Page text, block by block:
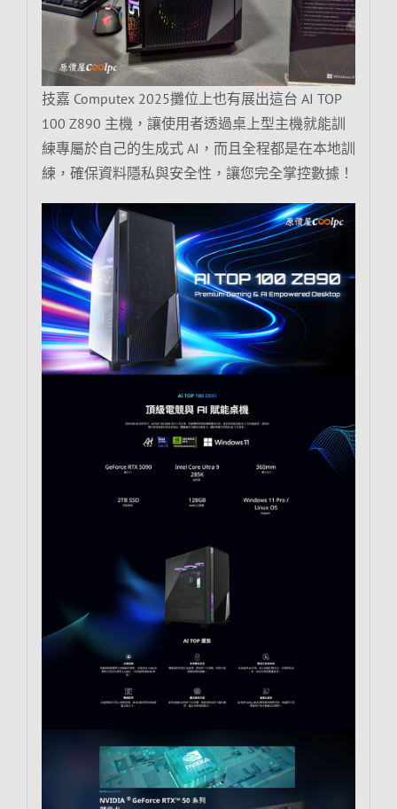
技嘉 Computex 2025攤位上也有展出這台 AI TOP
100 Z890 主機，讓使用者透過桌上型主機就能訓
練專屬於自己的生成式 AI，而且全程都是在本地訓
練，確保資料隱私與安全性，讓您完全掌控數據！